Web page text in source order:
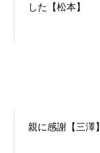
した【松本】
親に感謝【三澤】